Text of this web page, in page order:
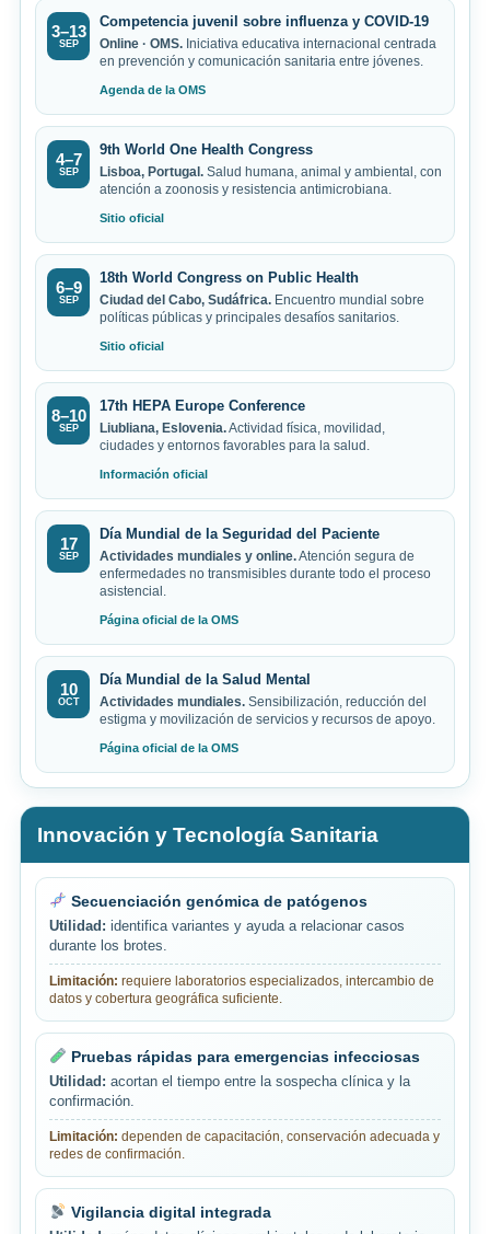
3–13
SEP
Competencia juvenil sobre influenza y COVID-19
Online · OMS. Iniciativa educativa internacional centrada
en prevención y comunicación sanitaria entre jóvenes.
Agenda de la OMS
4–7
SEP
9th World One Health Congress
Lisboa, Portugal. Salud humana, animal y ambiental, con
atención a zoonosis y resistencia antimicrobiana.
Sitio oficial
6–9
SEP
18th World Congress on Public Health
Ciudad del Cabo, Sudáfrica. Encuentro mundial sobre
políticas públicas y principales desafíos sanitarios.
Sitio oficial
8–10
SEP
17th HEPA Europe Conference
Liubliana, Eslovenia.Actividad física, movilidad,
ciudades y entornos favorables para la salud.
Información oficial
17
SEP
Día Mundial de la Seguridad del Paciente
Actividades mundiales y online.Atención segura de
enfermedades no transmisibles durante todo el proceso
asistencial.
Página oficial de la OMS
10
OCT
Día Mundial de la Salud Mental
Actividades mundiales. Sensibilización, reducción del
estigma y movilización de servicios y recursos de apoyo.
Página oficial de la OMS
Innovación y Tecnología Sanitaria
Secuenciación genómica de patógenos
Utilidad: identifica variantes y ayuda a relacionar casos
durante los brotes.
Limitación: requiere laboratorios especializados, intercambio de
datos y cobertura geográfica suficiente.
Pruebas rápidas para emergencias infecciosas
Utilidad: acortan el tiempo entre la sospecha clínica y la
confirmación.
Limitación: dependen de capacitación, conservación adecuada y
redes de confirmación.
Vigilancia digital integrada